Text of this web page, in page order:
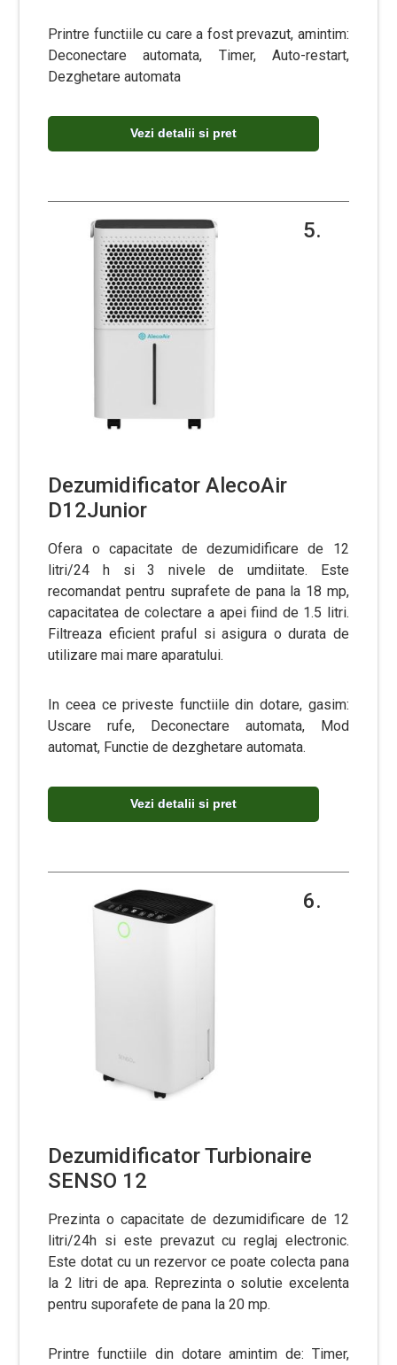
Printre functiile cu care a fost prevazut, amintim:
Deconectare automata, Timer, Auto-restart,
Dezghetare automata
Vezi detalii si pret
5.
Dezumidificator AlecoAir
D12Junior
Ofera o capacitate de dezumidificare de 12
litri/24 h si 3 nivele de umdiitate. Este
recomandat pentru suprafete de pana la 18 mp,
capacitatea de colectare a apei fiind de 1.5 litri.
Filtreaza eficient praful si asigura o durata de
utilizare mai mare aparatului.
In ceea ce priveste functiile din dotare, gasim:
Uscare rufe, Deconectare automata, Mod
automat, Functie de dezghetare automata.
Vezi detalii si pret
6.
Dezumidificator Turbionaire
SENSO 12
Prezinta o capacitate de dezumidificare de 12
litri/24h si este prevazut cu reglaj electronic.
Este dotat cu un rezervor ce poate colecta pana
la 2 litri de apa. Reprezinta o solutie excelenta
pentru suporafete de pana la 20 mp.
Printre functiile din dotare amintim de: Timer,